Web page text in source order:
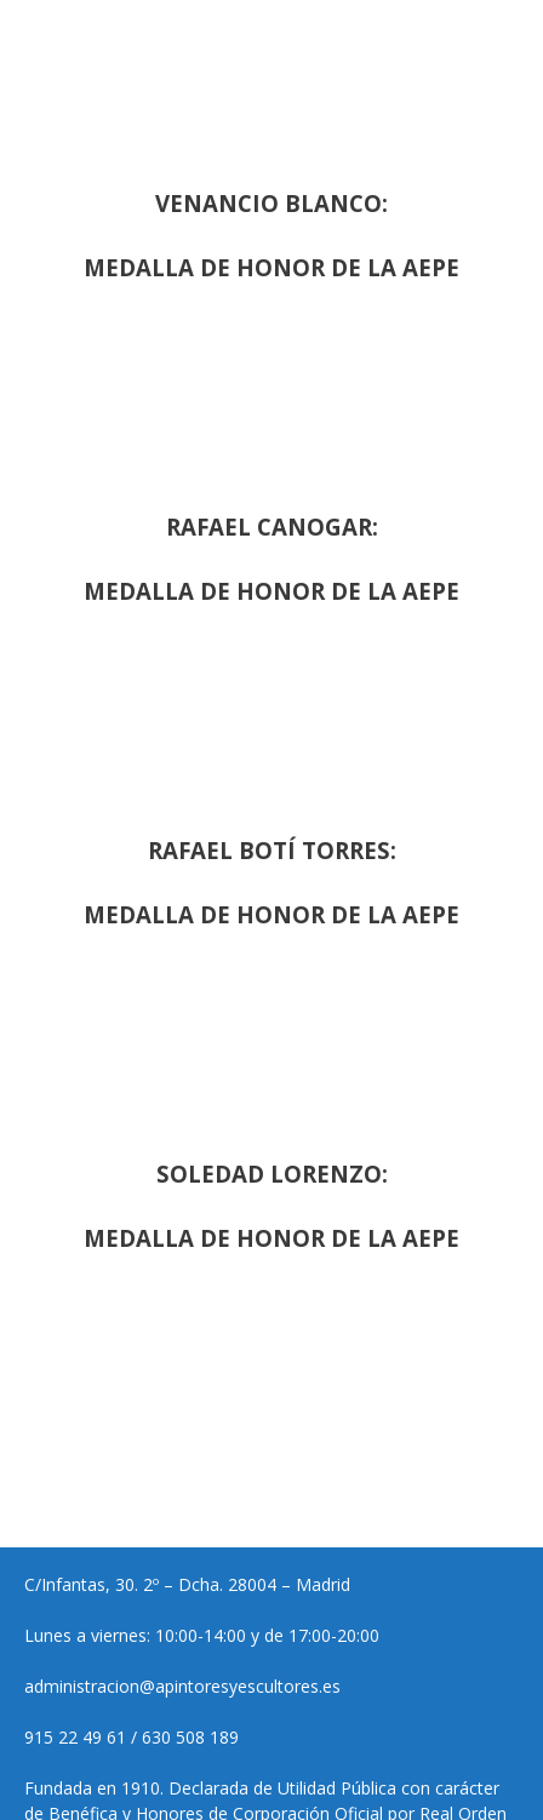
VENANCIO BLANCO:
MEDALLA DE HONOR DE LA AEPE
RAFAEL CANOGAR:
MEDALLA DE HONOR DE LA AEPE
RAFAEL BOTÍ TORRES:
MEDALLA DE HONOR DE LA AEPE
SOLEDAD LORENZO:
MEDALLA DE HONOR DE LA AEPE
C/Infantas, 30. 2º – Dcha. 28004 – Madrid
Lunes a viernes: 10:00-14:00 y de 17:00-20:00
administracion@apintoresyescultores.es
915 22 49 61 / 630 508 189
Fundada en 1910. Declarada de Utilidad Pública con carácter
de Benéfica y Honores de Corporación Oficial por Real Orden